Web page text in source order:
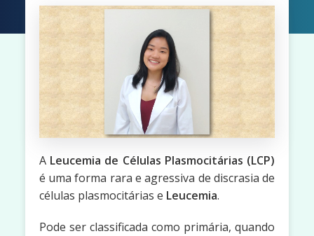
A Leucemia de Células Plasmocitárias (LCP)
é uma forma rara e agressiva de discrasia de
células plasmocitárias e Leucemia.
Pode ser classificada como primária, quando